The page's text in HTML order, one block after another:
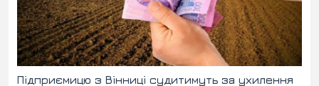
Підприємицю з Вінниці судитимуть за ухилення